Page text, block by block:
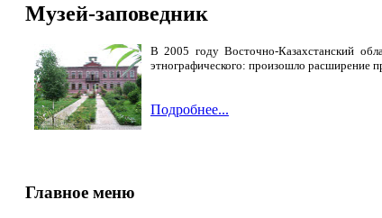
Музей-заповедник
В 2005 году Восточно-Казахстанский
этнографического: произошло расширение
Подробнее...
Главное меню